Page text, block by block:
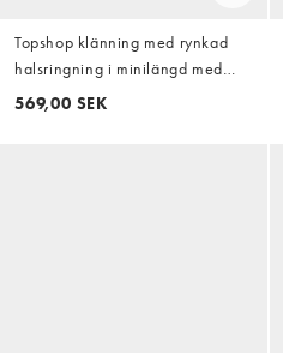
Topshop klänning med rynkad
halsringning i minilängd med
rutigt mönster i flera färger
569,00 SEK